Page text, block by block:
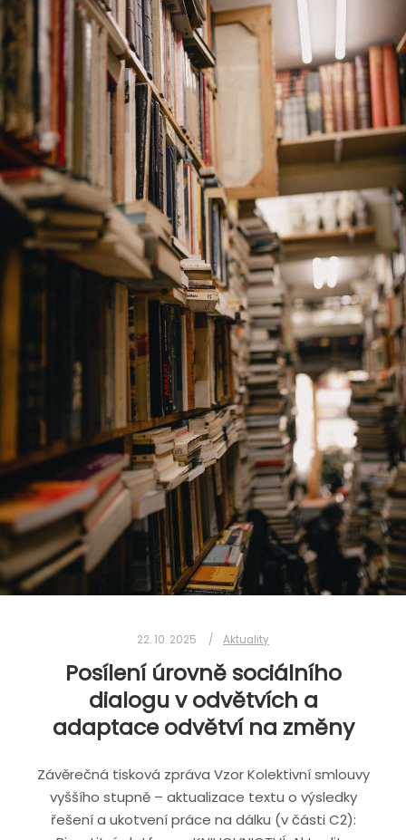
22. 10. 2025 Aktuality
Posílení úrovně sociálního
dialogu v odvětvích a
adaptace odvětví na změny
Závěrečná tisková zpráva Vzor Kolektivní smlouvy
vyššího stupně – aktualizace textu o výsledky
řešení a ukotvení práce na dálku (v části C2):